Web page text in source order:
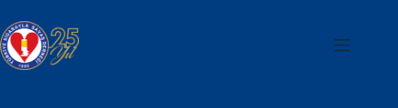
to
content